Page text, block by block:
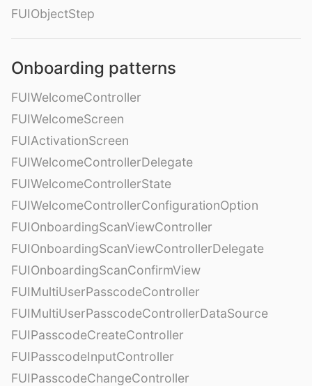
FUIObjectStep
Onboarding patterns
FUIWelcomeController
FUIWelcomeScreen
FUIActivationScreen
FUIWelcomeControllerDelegate
FUIWelcomeControllerState
FUIWelcomeControllerConfigurationOption
FUIOnboardingScanViewController
FUIOnboardingScanViewControllerDelegate
FUIOnboardingScanConfirmView
FUIMultiUserPasscodeController
FUIMultiUserPasscodeControllerDataSource
FUIPasscodeCreateController
FUIPasscodeInputController
FUIPasscodeChangeController